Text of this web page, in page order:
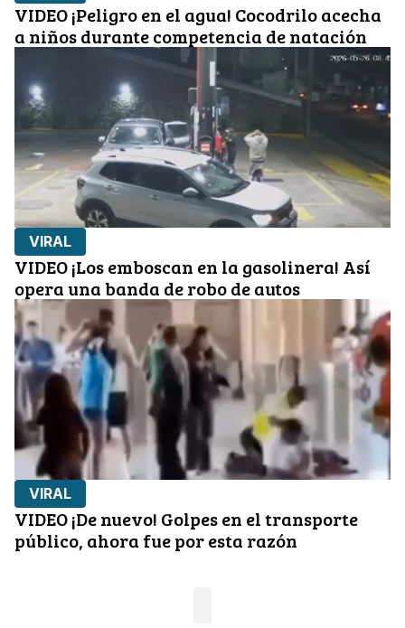
VIDEO ¡Peligro en el agua! Cocodrilo acecha
a niños durante competencia de natación
VIRAL
VIDEO ¡Los emboscan en la gasolinera! Así
opera una banda de robo de autos
VIRAL
VIDEO ¡De nuevo! Golpes en el transporte
público, ahora fue por esta razón